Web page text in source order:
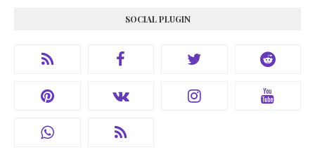
SOCIAL PLUGIN